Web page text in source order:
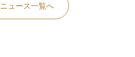
ニュース一覧へ